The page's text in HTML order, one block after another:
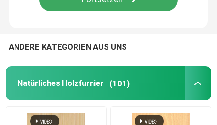
ANDERE KATEGORIEN AUS UNS
Natürliches Holzfurnier (101)